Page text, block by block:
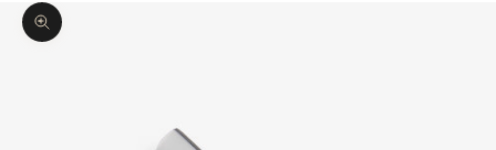
Bild vergrößern